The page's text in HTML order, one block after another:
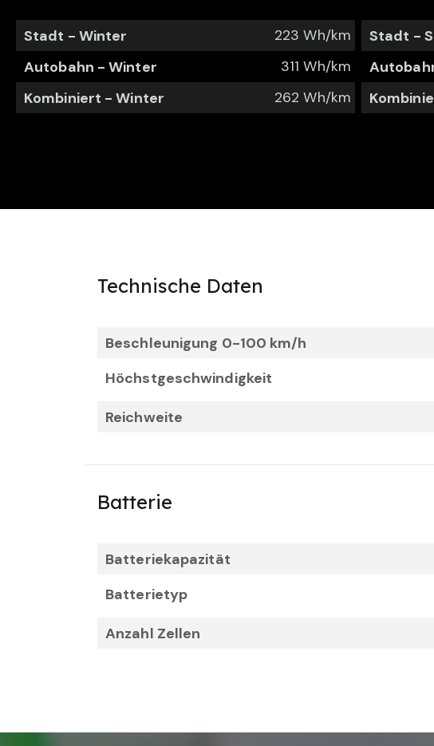
Stadt - Winter 223 Wh/km Stadt -
Autobahn - Winter
311 Wh/km
Kombiniert - Winter
262 Wh/km
Technische Daten
Beschleunigung 0-100 km/h
Höchstgeschwindigkeit
Reichweite
Batterie
Batteriekapazität
Batterietyp
Anzahl Zellen